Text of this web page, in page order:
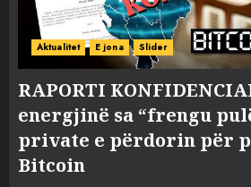
Aktualitet E jona Slider
RAPORTI
energjinë sa “frengu
private e përdorin për
Bitcoin